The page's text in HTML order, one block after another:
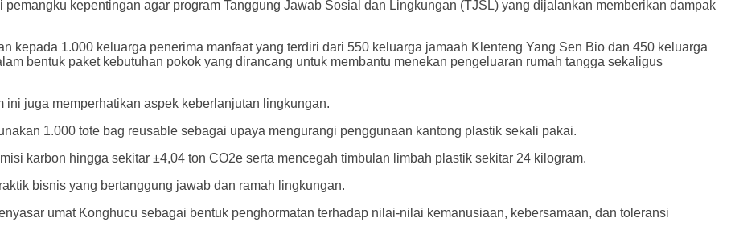
kepentingan agar program Tanggung Jawab Sosial dan Lingkungan (TJSL) yang dijalankan memberikan dampak
kepada 1.000 keluarga penerima manfaat yang terdiri dari 550 keluarga jamaah Klenteng Yang Sen Bio dan 450 keluarga
bentuk paket kebutuhan pokok yang dirancang untuk membantu menekan pengeluaran rumah tangga sekaligus
juga memperhatikan aspek keberlanjutan lingkungan.
1.000 tote bag reusable sebagai upaya mengurangi penggunaan kantong plastik sekali pakai.
karbon hingga sekitar ±4,04 ton CO2e serta mencegah timbulan limbah plastik sekitar 24 kilogram.
bisnis yang bertanggung jawab dan ramah lingkungan.
umat Konghucu sebagai bentuk penghormatan terhadap nilai-nilai kemanusiaan, kebersamaan, dan toleransi